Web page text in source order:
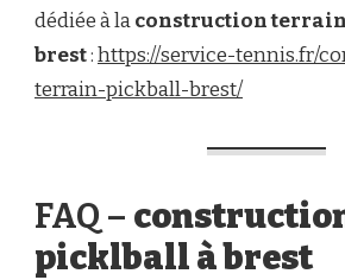
dédiée à laconstruction
brest:https://service-tennis.fr/
terrain-pickball-brest/
FAQ –
picklball à brest